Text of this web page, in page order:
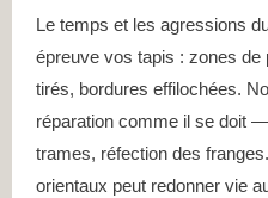
Le temps et les agressions
épreuve vos tapis : zones
tirés, bordures effilochées.
réparation comme il se doit
trames, réfection des
orientaux peut redonner vie